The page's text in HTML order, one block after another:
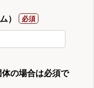
）
の場合は必須で